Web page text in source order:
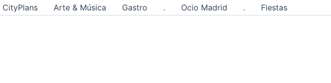
CityPlans Arte & Música Gastro . Ocio Madrid . Fiestas